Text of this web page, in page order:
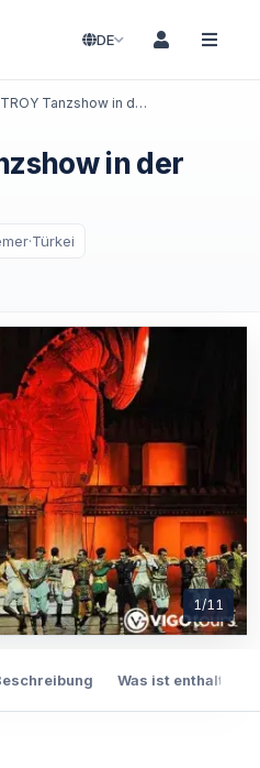
DE
Kemer: TROY Tanzshow in der Aspendos Arena
in der
·Türkei
1/11
Was ist enthalten